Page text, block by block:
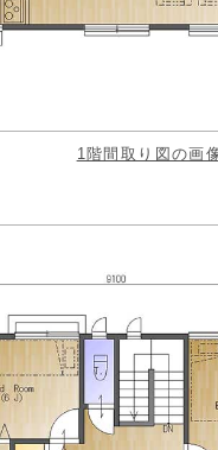
1階間取り図の画